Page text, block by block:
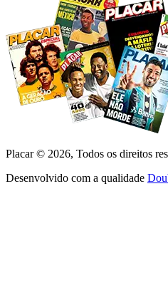
Placar © 2026, Todos os direitos
Desenvolvido com a qualidade